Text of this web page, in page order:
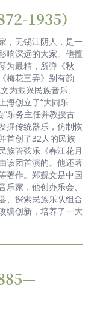
流领域留下了
律，这个情人节
小提琴#王子
乐团
•无锡民族音乐
耀的“明星”？今
乐之城 用精湛
新蓝图！
首店在无锡开
1935）
，无锡江阴人，是一
响深远的大家。他擅
为最精，所弹《秋
梅花三弄》别有韵
为振兴民族音乐、
海创立了“大同乐
”乐务主任并教授古
掘传统器乐，仿制恢
首创了32人的民族
族管弦乐《春江花月
该团首演的。他还著
著作。郑觐文是中国
乐家，他创办乐会、
、探索民族乐队组合
编创新，培养了一大